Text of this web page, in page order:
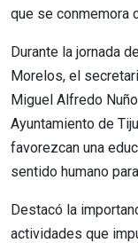
que se conmemora
Durante la jornada
Morelos, el
Miguel Alfredo
Ayuntamiento de
favorezcan una
sentido humano
Destacó la
actividades que